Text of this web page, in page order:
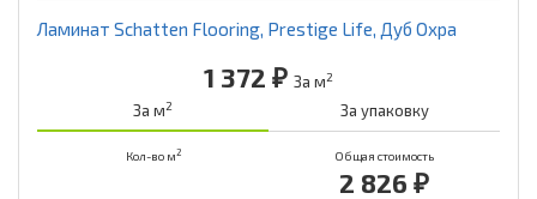
Ламинат Schatten Flooring, Prestige Life, Дуб Охра
1 372 ₽ За м2
За м2 За упаковку
Кол-во м2 Общая стоимость
2 826 ₽